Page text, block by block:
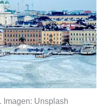
Imagen: Unsplash